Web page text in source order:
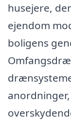
husejere,
ejendom
boligens